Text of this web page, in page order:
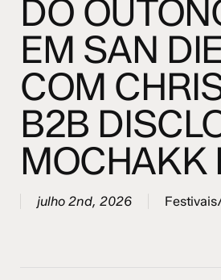
DO
EM SAN
COM
B2B
MOCHAKK
julho 2nd, 2026